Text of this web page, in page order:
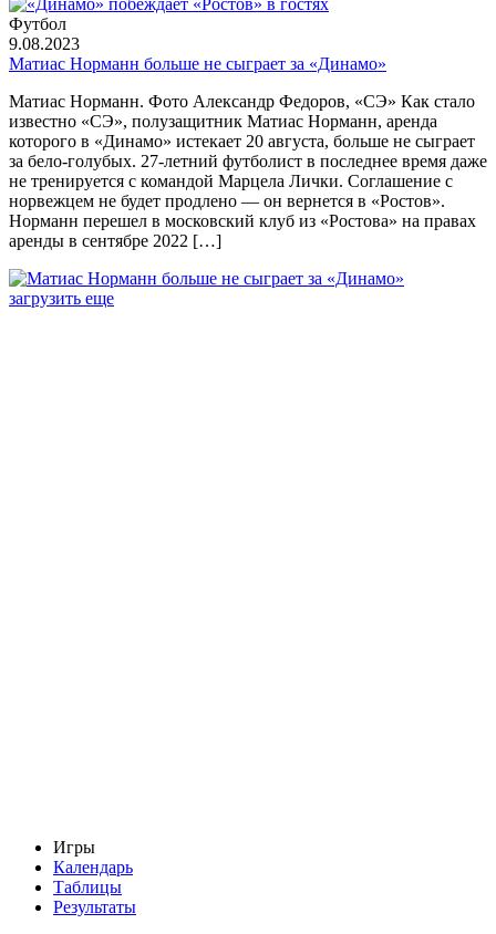
Футбол
9.08.2023
Матиас Норманн больше не сыграет за «Динамо»
Матиас Норманн. Фото Александр Федоров, «СЭ» Как стало
известно «СЭ», полузащитник Матиас Норманн, аренда
которого в «Динамо» истекает 20 августа, больше не сыграет
за бело-голубых. 27-летний футболист в последнее время даже
не тренируется с командой Марцела Лички. Соглашение с
норвежцем не будет продлено — он вернется в «Ростов».
Норманн перешел в московский клуб из «Ростова» на правах
аренды в сентябре 2022 […]
загрузить еще
Игры
Календарь
Таблицы
Результаты